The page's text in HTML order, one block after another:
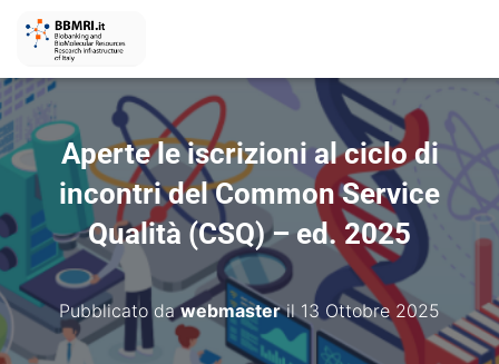
Aperte le iscrizioni al ciclo di
incontri del Common Service
Qualità (CSQ) – ed. 2025
Pubblicato dawebmasteril 13 Ottobre 2025